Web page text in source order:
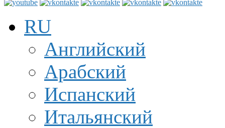
RU
Английский
Арабский
Испанский
Итальянский